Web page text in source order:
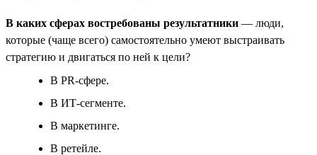
В каких сферах востребованы результатники — люди,
которые (чаще всего) самостоятельно умеют выстраивать
стратегию и двигаться по ней к цели?
В PR-сфере.
В ИТ-сегменте.
В маркетинге.
В ретейле.